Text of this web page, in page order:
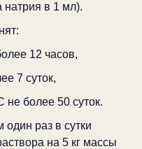
в 1 мл).
12 часов,
7 суток,
не более 50 суток.
раз в сутки
на 5 кг массы